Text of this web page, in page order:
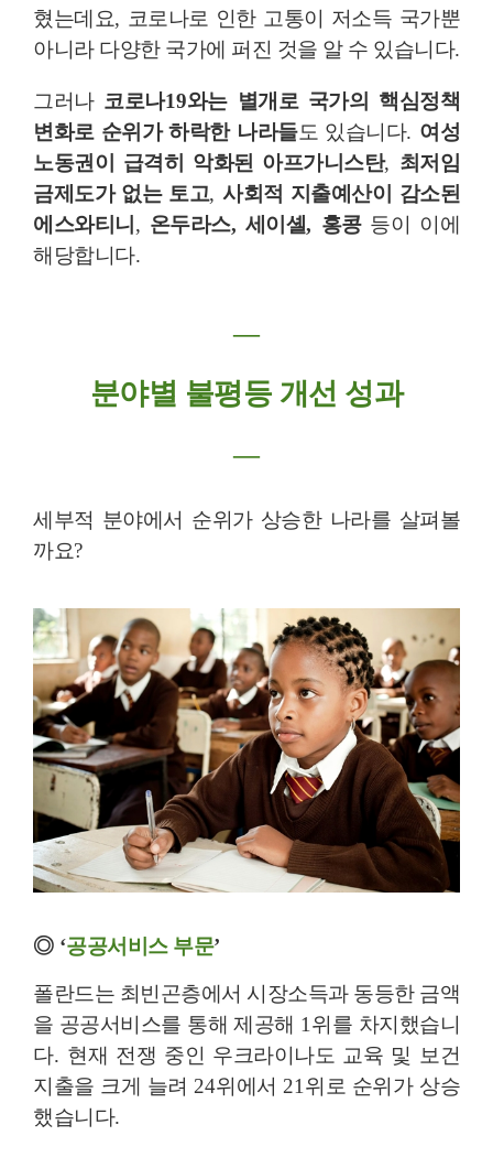
혔는데요, 코로나로 인한 고통이 저소득 국가뿐
아니라 다양한 국가에 퍼진 것을 알 수 있습니다.
그러나 코로나19와는 별개로 국가의 핵심정책
변화로 순위가 하락한 나라들도 있습니다. 여성
노동권이 급격히 악화된 아프가니스탄, 최저임
금제도가 없는 토고,사회적 지출예산이 감소된
에스와티니 , 온두라스, 세이셸, 홍콩등이 이에
해당합니다.
―
분야별 불평등 개선 성과
―
세부적 분야에서 순위가 상승한 나라를 살펴볼
까요?
◎ ‘공공서비스 부문’
폴란드는 최빈곤층에서 시장소득과 동등한 금액
을 공공서비스를 통해 제공해 1위를 차지했습니
다. 현재 전쟁 중인 우크라이나도 교육 및 보건
지출을 크게 늘려24위에서21위로 순위가 상승
했습니다.